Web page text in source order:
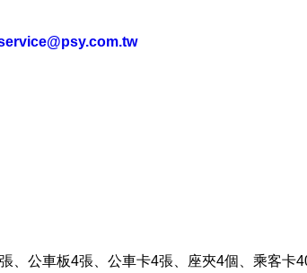
、公車板4張、公車卡4張、座夾4個、乘客卡